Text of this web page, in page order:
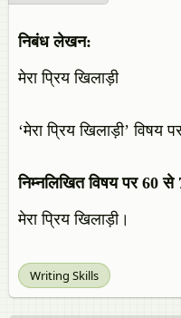
निबंध लेखन:
मेरा प्रिय खिलाड़ी
‘मेरा प्रिय खिलाड़ी’
निम्नलिखित विषय पर 60 से
मेरा प्रिय खिलाड़ी।
Writing Skills